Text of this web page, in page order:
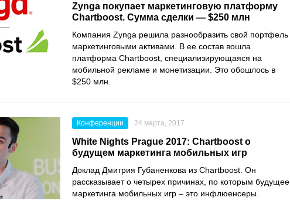
Zynga покупает маркетинговую платформу
Chartboost. Сумма сделки — $250 млн
Компания Zynga решила разнообразить свой портфель
маркетинговыми активами. В ее состав вошла
платформа Chartboost , специализирующаяся на
мобильной рекламе и монетизации. Это обошлось в
$250 млн.
Конференции 24 марта, 2017
White Nights Prague 2017: Chartboost о
будущем маркетинга мобильных игр
Доклад Дмитрия Губаненкова из Chartboost. Он
рассказывает о четырех причинах, по которым будущее
маркетинга мобильных игр – это инфлюенсеры.